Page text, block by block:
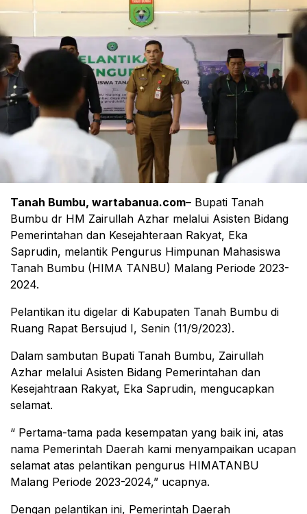
Tanah Bumbu, wartabanua.com– Bupati Tanah
Bumbu dr HM Zairullah Azhar melalui Asisten Bidang
Pemerintahan dan Kesejahteraan Rakyat, Eka
Saprudin, melantik Pengurus Himpunan Mahasiswa
Tanah Bumbu (HIMA TANBU) Malang Periode 2023-
2024.
Pelantikan itu digelar di Kabupaten Tanah Bumbu di
Ruang Rapat Bersujud I, Senin (11/9/2023).
Dalam sambutan Bupati Tanah Bumbu, Zairullah
Azhar melalui Asisten Bidang Pemerintahan dan
Kesejahtraan Rakyat, Eka Saprudin, mengucapkan
selamat.
“ Pertama-tama pada kesempatan yang baik ini, atas
nama Pemerintah Daerah kami menyampaikan ucapan
selamat atas pelantikan pengurus HIMATANBU
Malang Periode 2023-2024,” ucapnya.
Dengan pelantikan ini, Pemerintah Daerah